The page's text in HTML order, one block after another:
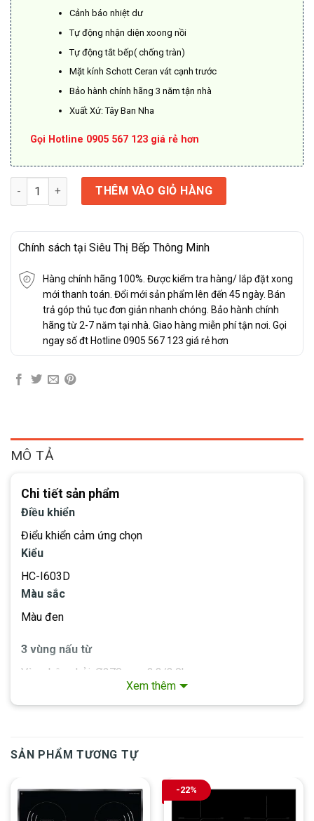
Cảnh báo nhiệt dư
Tự động nhận diện xoong nồi
Tự động tắt bếp( chống tràn)
Mặt kính Schott Ceran vát cạnh trước
Bảo hành chính hãng 3 năm tận nhà
Xuất Xứ: Tây Ban Nha
Gọi Hotline 0905 567 123 giá rẻ hơn
Bếp Hafele 3 vùng nấu từ HC-I603D 536.61.631 số lượng
THÊM VÀO GIỎ HÀNG
Chính sách tại Siêu Thị Bếp Thông Minh
Hàng chính hãng 100%. Được kiểm tra hàng/ lắp đặt xong
mới thanh toán. Đổi mới sản phẩm lên đến 45 ngày. Bán
trả góp thủ tục đơn giản nhanh chóng. Bảo hành chính
hãng từ 2-7 năm tại nhà. Giao hàng miễn phí tận nơi. Gọi
ngay số đt Hotline 0905 567 123 giá rẻ hơn
MÔ TẢ
Chi tiết sản phẩm
Điều khiển
Điểu khiển cảm ứng chọn
Kiểu
HC-I603D
Màu sắc
Màu đen
3 vùng nấu từ
Vùng bên phải: Ø270mm- 2.3/3.0kw
Vùng trước bên trái: Ø220mm- 2.3/3.0kw
Vùng sau bên trái : Ø180mm- 1.4kw
Trước
Kính
Thiết kế cạnh sàn lò
Xem thêm
SẢN PHẨM TƯƠNG TỰ
-22%